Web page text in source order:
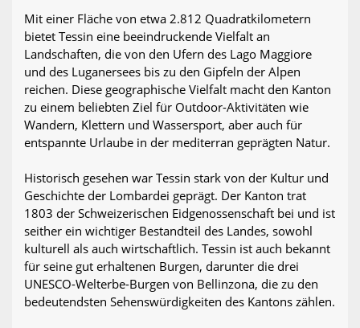
Mit einer Fläche von etwa 2.812 Quadratkilometern
bietet Tessin eine beeindruckende Vielfalt an
Landschaften, die von den Ufern des Lago Maggiore
und des Luganersees bis zu den Gipfeln der Alpen
reichen. Diese geographische Vielfalt macht den Kanton
zu einem beliebten Ziel für Outdoor-Aktivitäten wie
Wandern, Klettern und Wassersport, aber auch für
entspannte Urlaube in der mediterran geprägten Natur.
Historisch gesehen war Tessin stark von der Kultur und
Geschichte der Lombardei geprägt. Der Kanton trat
1803 der Schweizerischen Eidgenossenschaft bei und ist
seither ein wichtiger Bestandteil des Landes, sowohl
kulturell als auch wirtschaftlich. Tessin ist auch bekannt
für seine gut erhaltenen Burgen, darunter die drei
UNESCO-Welterbe-Burgen von Bellinzona, die zu den
bedeutendsten Sehenswürdigkeiten des Kantons zählen.